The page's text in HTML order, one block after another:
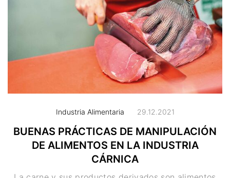
Industria Alimentaria 29.12.2021
BUENAS PRÁCTICAS DE MANIPULACIÓN
DE ALIMENTOS EN LA INDUSTRIA
CÁRNICA